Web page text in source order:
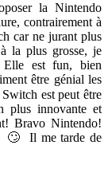
la Nintendo
contrairement à
car ne jurant plus
la plus grosse, je
Elle est fun, bien
être génial les
est peut être
plus innovante et
Bravo Nintendo!
🙄 Il me tarde de